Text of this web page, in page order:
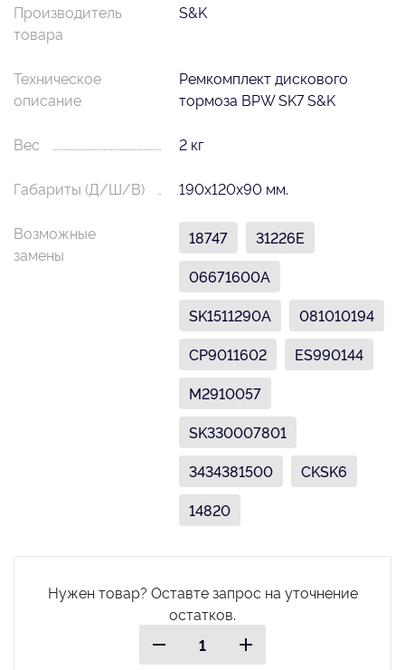
Производитель
товара
S&K
Техническое
описание
Ремкомплект дискового
тормоза BPW SK7 S&K
Вес 2 кг
Габариты (Д/Ш/В) 190х120х90 мм.
Возможные
замены
18747
31226E
06671600A
SK1511290A
081010194
CP9011602
ES990144
M2910057
SK330007801
3434381500
CKSK6
14820
Нужен товар? Оставте запрос на уточнение
остатков.